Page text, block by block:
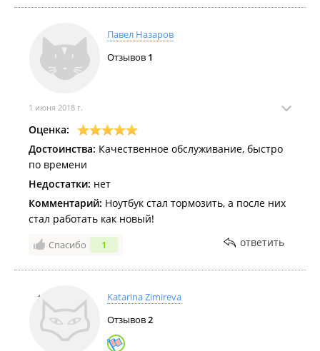
Павел Назаров
Отзывов 1
1 июня 2018 г.
Оценка:
Достоинства: Качественное обслуживание, быстро
по времени
Недостатки: нет
Комментарий: Ноутбук стал тормозить, а после них
стал работать как новый!
Спасибо 1 ответить
Katarina Zimireva
Отзывов2